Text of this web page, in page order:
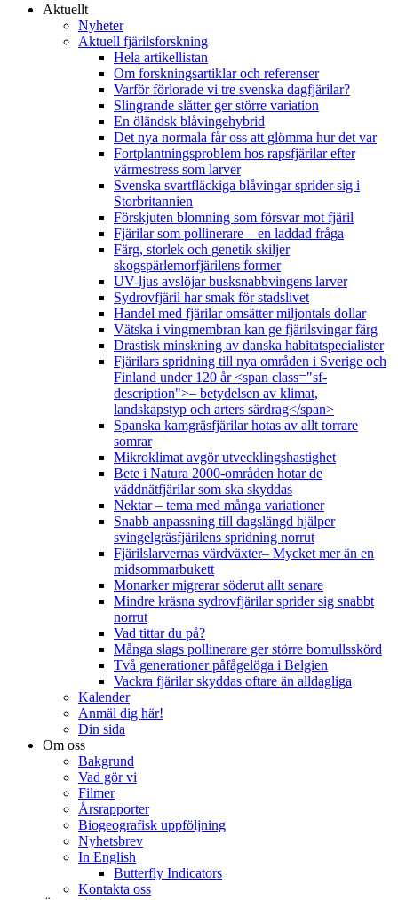
Aktuellt
Nyheter
Aktuell fjärilsforskning
Hela artikellistan
Om forskningsartiklar och referenser
Varför förlorade vi tre svenska dagfjärilar?
Slingrande slåtter ger större variation
En öländsk blåvingehybrid
Det nya normala får oss att glömma hur det var
Fortplantningsproblem hos rapsfjärilar efter
värmestress som larver
Svenska svartfläckiga blåvingar sprider sig i
Storbritannien
Förskjuten blomning som försvar mot fjäril
Fjärilar som pollinerare – en laddad fråga
Färg, storlek och genetik skiljer
skogspärlemorfjärilens former
UV-ljus avslöjar busksnabbvingens larver
Sydrovfjäril har smak för stadslivet
Handel med fjärilar omsätter miljontals dollar
Vätska i vingmembran kan ge fjärilsvingar färg
Drastisk minskning av danska habitatspecialister
Fjärilars spridning till nya områden i Sverige och
Finland under 120 år <span class="sf-
description">– betydelsen av klimat,
landskapstyp och arters särdrag</span>
Spanska kamgräsfjärilar hotas av allt torrare
somrar
Mikroklimat avgör utvecklingshastighet
Bete i Natura 2000-områden hotar de
väddnätfjärilar som ska skyddas
Nektar – tema med många variationer
Snabb anpassning till dagslängd hjälper
svingelgräsfjärilens spridning norrut
Fjärilslarvernas värdväxter– Mycket mer än en
midsommarbukett
Monarker migrerar söderut allt senare
Mindre kräsna sydrovfjärilar sprider sig snabbt
norrut
Vad tittar du på?
Många slags pollinerare ger större bomullsskörd
Två generationer påfågelöga i Belgien
Vackra fjärilar skyddas oftare än alldagliga
Kalender
Anmäl dig här!
Din sida
Om oss
Bakgrund
Vad gör vi
Filmer
Årsrapporter
Biogeografisk uppföljning
Nyhetsbrev
In English
Butterfly Indicators
Kontakta oss